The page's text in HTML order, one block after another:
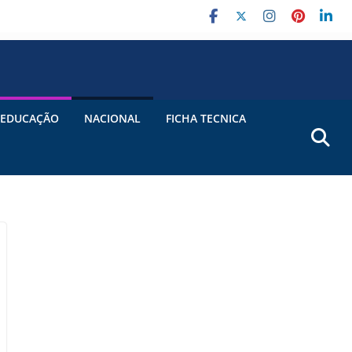
EDUCAÇÃO NACIONAL FICHA TECNICA